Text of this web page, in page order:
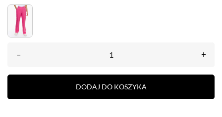
– +
DODAJ DO KOSZYKA